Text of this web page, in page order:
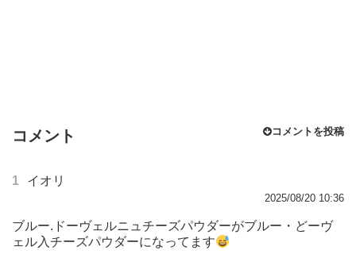
コメント コメントを投稿
1 イオリ
2025/08/20 10:36
ブルー.ドーヴェルニュチーズパウダーがブルー・どーヴ
ェル入チーズパウダーになってます